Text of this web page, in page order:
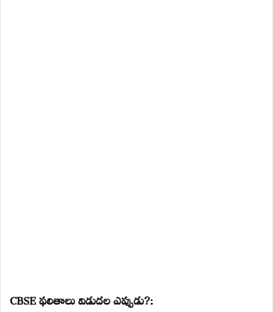
CBSE ఫలితాలు విడుదల ఎప్పుడు?: